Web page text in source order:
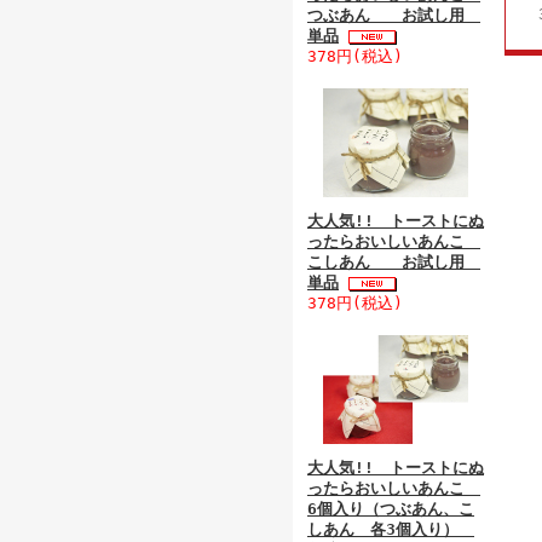
つぶあん お試し用
単品
378円(税込)
大人気!! トーストにぬ
ったらおいしいあんこ
こしあん お試し用
単品
378円(税込)
大人気!! トーストにぬ
ったらおいしいあんこ
6個入り（つぶあん、こ
しあん 各3個入り）